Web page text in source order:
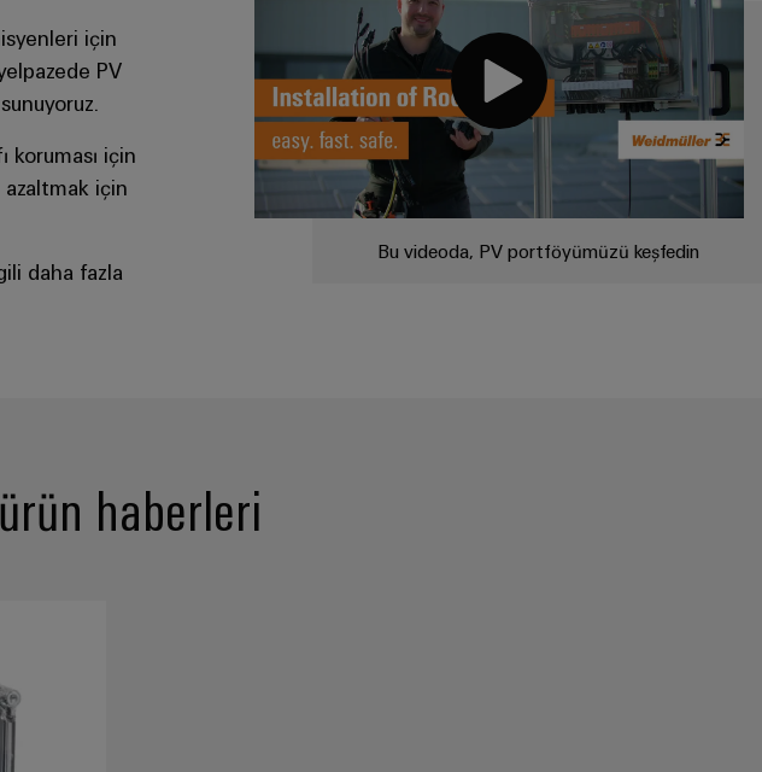
Bu videoda, PV portföyümüzü keşfedin
için
PV
koruması için
azaltmak için
daha fazla
haberleri